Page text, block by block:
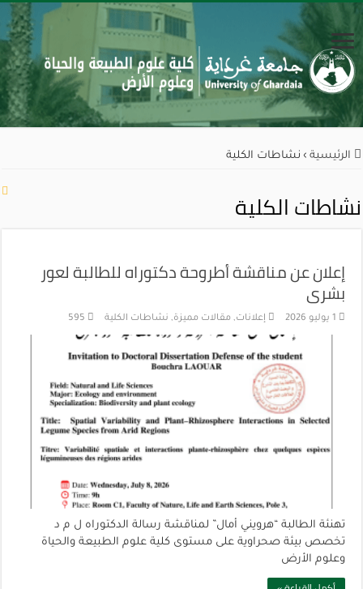
الرئيسية › نشاطات الكلية
نشاطات الكلية
إعلان عن مناقشة أطروحة دكتوراه للطالبة لعور
بشرى
1 يوليو 2026 إعلانات, مقالات مميزة, نشاطات الكلية 595
تهنئة الطالبة “هرويني أمال” لمناقشة رسالة الدكتوراه ل م د
تخصص بيئة صحراوية على مستوى كلية علوم الطبيعة والحياة
وعلوم الأرض